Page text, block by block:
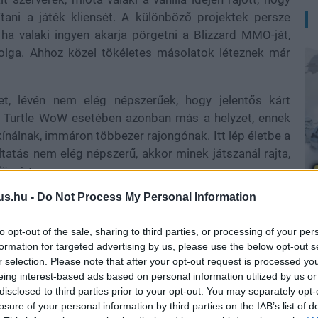
- Do Not Process My Personal Information
opt-out of the sale, sharing to third parties, or processing of your
for targeted advertising by us, please use the below opt-out
selection. Please note that after your opt-out request is processed
interest-based ads based on personal information utilized by us
to third parties prior to your opt-out. You may separately
of your personal information by third parties on the IAB’s list of
a játék kliensét. A különböző projektek persze
valaki ingyen akarja pörgetni a Blizzard MMO-ját,
Ahhoz közel tökéletes másolatok léteznek már
lévén nem elég népszerűek, hogy jelentős kárt
WoW esetében azonban más a helyzet, ennek
immáron többezer rajongónak. Itt lép életbe a
nem elég népszerű, akkor minek játszanál rajta,
érte.
mivel ez a szerver nem csak rekreálta az eredeti
helyszínekkel, dungeonokkal és kliensoldali
kifejezett célja volt, hogy megalkossák a mitikus
verziót, ami nem kanyarodik túl messzire a
a végtelenségig.